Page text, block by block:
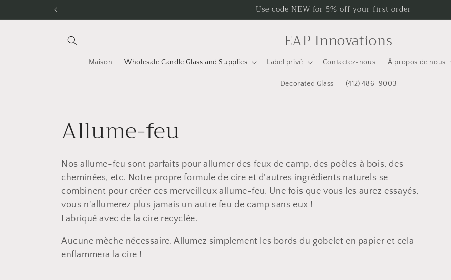
au
Use code NEW for 5% off your first order
EAP Innovations
Maison Wholesale Candle Glass and Supplies Label privé Contactez-nous À propos de nous
Decorated Glass (412) 486-9003
a
C
o
l
l
e
Allume-feu
Nos allume-feu sont parfaits pour allumer des feux de camp, des poêles à bois, des
cheminées, etc. Notre propre formule de cire et d'autres ingrédients naturels se
combinent pour créer ces merveilleux allume-feu. Une fois que vous les aurez essayés,
vous n'allumerez plus jamais un autre feu de camp sans eux !
Fabriqué avec de la cire recyclée.
Aucune mèche nécessaire. Allumez simplement les bords du gobelet en papier et cela
enflammera la cire !